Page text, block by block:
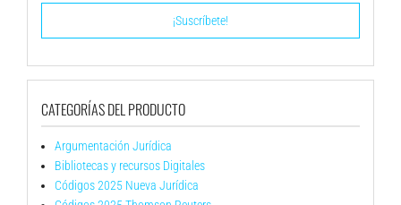
CATEGORÍAS DEL PRODUCTO
Argumentación Jurídica
Bibliotecas y recursos Digitales
Códigos 2025 Nueva Jurídica